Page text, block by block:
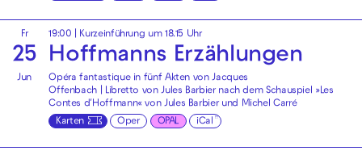
Fr
25
Jun
19:00 | Kurzeinführung um 18.15 Uhr
Hoffmanns Erzählungen
Opéra fantastique in fünf Akten von Jacques
Offenbach | Libretto von Jules Barbier nach dem Schauspiel »Les
Contes d′Hoffmann« von Jules Barbier und Michel Carré
Karten
Oper OPAL iCal